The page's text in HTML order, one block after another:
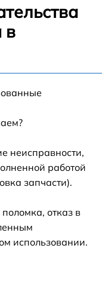
в
неисправности,
работой
запчасти).
отказ в
использовании.